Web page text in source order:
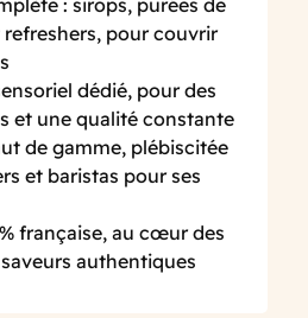
: sirops, purées de
pour couvrir
dédié, pour des
et une qualité constante
de gamme, plébiscitée
et baristas pour ses
française, au cœur des
authentiques